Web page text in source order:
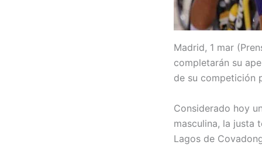
Madrid, 1 mar
completarán su
de su competición
Considerado hoy
masculina, la justa
Lagos de